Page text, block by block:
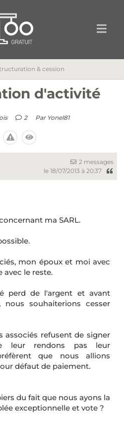
& cession
d'activité
2 Par Yonel81
2 messages
le 18/07/2013 à 20:37
ma SARL.
mon époux et moi avec
avec le reste.
perd de l'argent et avant
souhaiterions cesser
associés refusent de signer
rendons pas leur
que nous allions
défaut de paiement.
du fait que nous ayons la
exceptionnelle et vote ?